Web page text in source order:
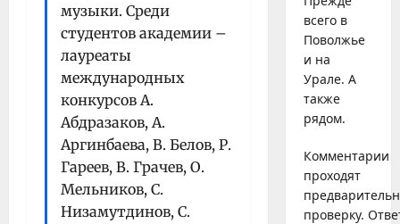
музыки. Среди
студентов академии –
лауреаты
международных
конкурсов А.
Абдразаков, А.
Аргинбаева, В. Белов, Р.
Гареев, В. Грачев, О.
Мельников, С.
Низамутдинов, С.
всего в
Поволжье
и на
Урале. А
также
рядом.
Комментарии
проходят
проверку.